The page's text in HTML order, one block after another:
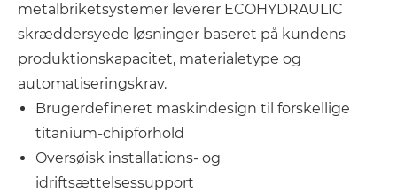
metalbriketsystemer leverer ECOHYDRAULIC
skræddersyede løsninger baseret på kundens
produktionskapacitet, materialetype og
automatiseringskrav.
Brugerdefineret maskindesign til forskellige
titanium-chipforhold
Oversøisk installations- og
idriftsættelsessupport